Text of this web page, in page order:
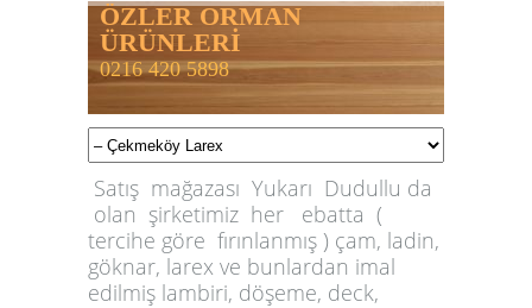
ÖZLER ORMAN
ÜRÜNLERİ
0216 420 5898
Satış mağazası Yukarı Dudullu da
olan şirketimiz her ebatta (
tercihe göre fırınlanmış ) çam, ladin,
göknar, larex ve bunlardan imal
edilmiş lambiri, döşeme, deck,